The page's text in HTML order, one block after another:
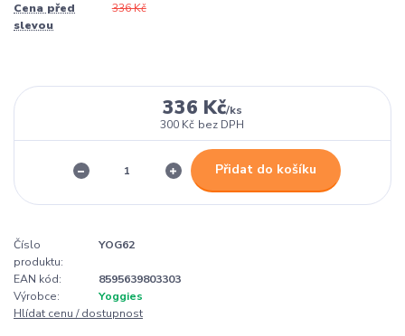
Cena před
slevou
336 Kč
336 Kč/ks
300 Kč bez DPH
Přidat do košíku
Číslo
produktu:
YOG62
EAN kód:
8595639803303
Výrobce:
Yoggies
Hlídat cenu / dostupnost